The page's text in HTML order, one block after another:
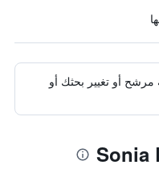
مرشح أو تغيير بحثك أو